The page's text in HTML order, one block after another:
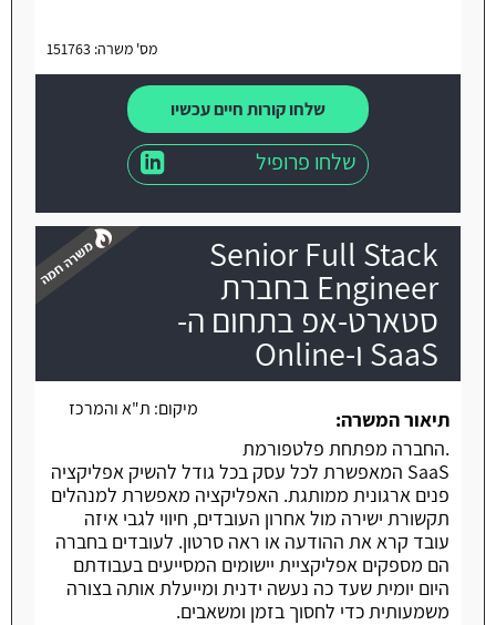
מס' משרה: 151763
שלחו קורות חיים עכשיו
שלחו פרופיל
Senior Full Stack
Engineer בחברת
סטארט-אפ בתחום ה-
SaaS ו-Online
מיקום: ת"א והמרכז
תיאור המשרה:
.החברה מפתחת פלטפורמת
SaaS המאפשרת לכל עסק בכל גודל להשיק אפליקציה
פנים ארגונית ממותגת. האפליקציה מאפשרת למנהלים
תקשורת ישירה מול אחרון העובדים, חיווי לגבי איזה
עובד קרא את ההודעה או ראה סרטון. לעובדים בחברה
הם מספקים אפליקציית יישומים המסייעים בעבודתם
היום יומית שעד כה נעשה ידנית ומייעלת אותה בצורה
משמעותית כדי לחסוך בזמן ומשאבים.